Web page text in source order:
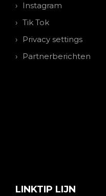
Instagram
Tik Tok
Privacy settings
Partnerberichten
LINKTIP LIJN